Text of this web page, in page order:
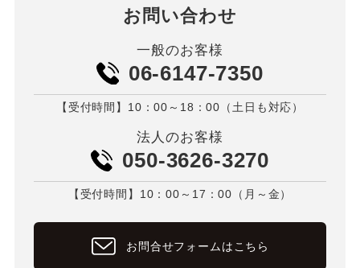
お問い合わせ
一般のお客様
06-6147-7350
【受付時間】10：00～18：00（土日も対応）
法人のお客様
050-3626-3270
【受付時間】10：00～17：00（月～金）
お問合せフォームはこちら